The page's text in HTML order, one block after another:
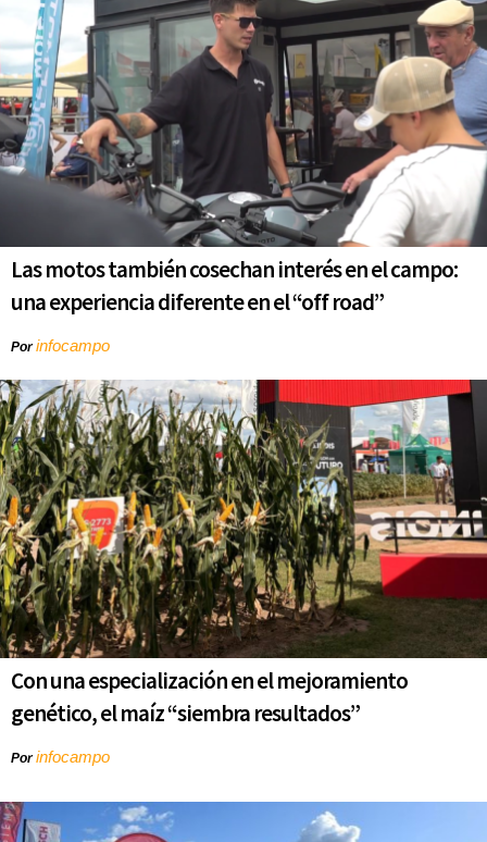
Las motos también cosechan interés en el campo:
una experiencia diferente en el “off road”
Porinfocampo
Con una especialización en el mejoramiento
genético, el maíz “siembra resultados”
Porinfocampo